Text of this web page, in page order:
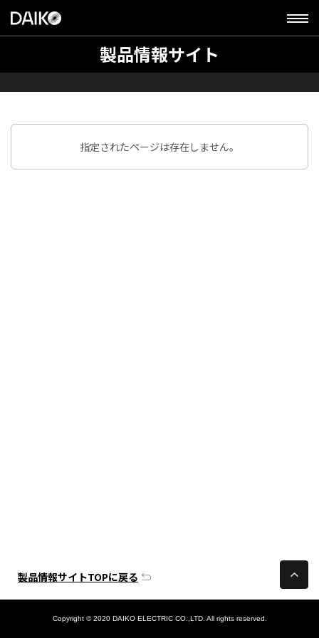
製品情報サイト
指定されたページは存在しません。
製品情報サイトTOPに戻る
Copyright © 2020 DAIKO ELECTRIC CO.,LTD. All rights reserved.